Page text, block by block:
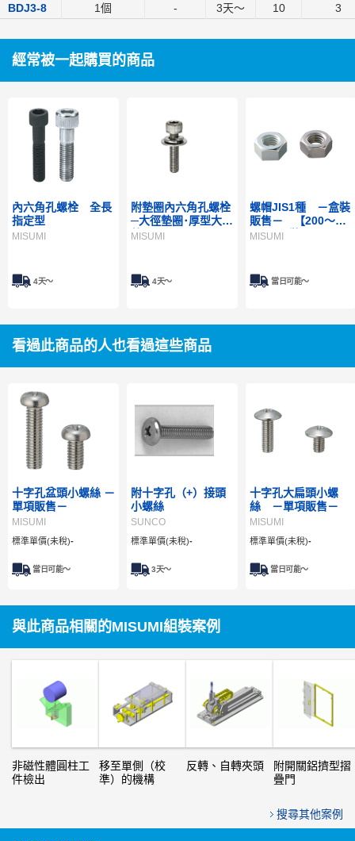
BDJ3-8 1個 - 3天～ 10 3
經常被一起購買的商品
內六角孔螺栓 全長
指定型
MISUMI
4天～
附墊圈內六角孔螺栓
─大徑墊圈･厚型大徑
墊圈─
MISUMI
4天～
螺帽JIS1種 －盒裝
販售－ 【200～
1,000入裝】
MISUMI
當日可能〜
看過此商品的人也看過這些商品
十字孔盆頭小螺絲 －
單項販售－
MISUMI
標準單價(未稅)-
當日可能～
附十字孔（+）接頭
小螺絲
SUNCO
標準單價(未稅)-
3天～
十字孔大扁頭小螺
絲 －單項販售－
MISUMI
標準單價(未稅)-
當日可能～
與此商品相關的MISUMI組裝案例
非磁性體圓柱工
件檢出
移至單側（校
準）的機構
反轉、自轉夾頭
附開關鋁擠型摺
疊門
搜尋其他案例